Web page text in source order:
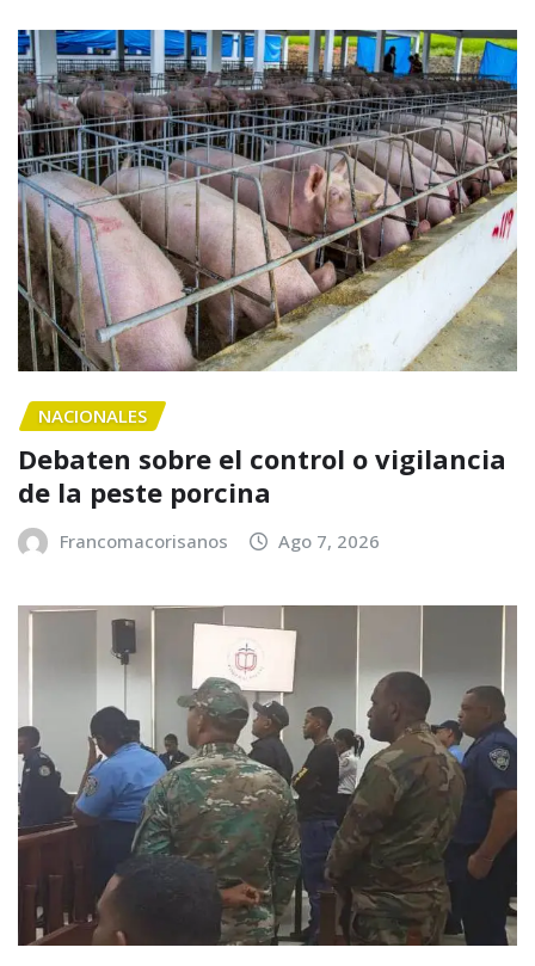
NACIONALES
Debaten sobre el control o vigilancia
de la peste porcina
Francomacorisanos Ago 7, 2026